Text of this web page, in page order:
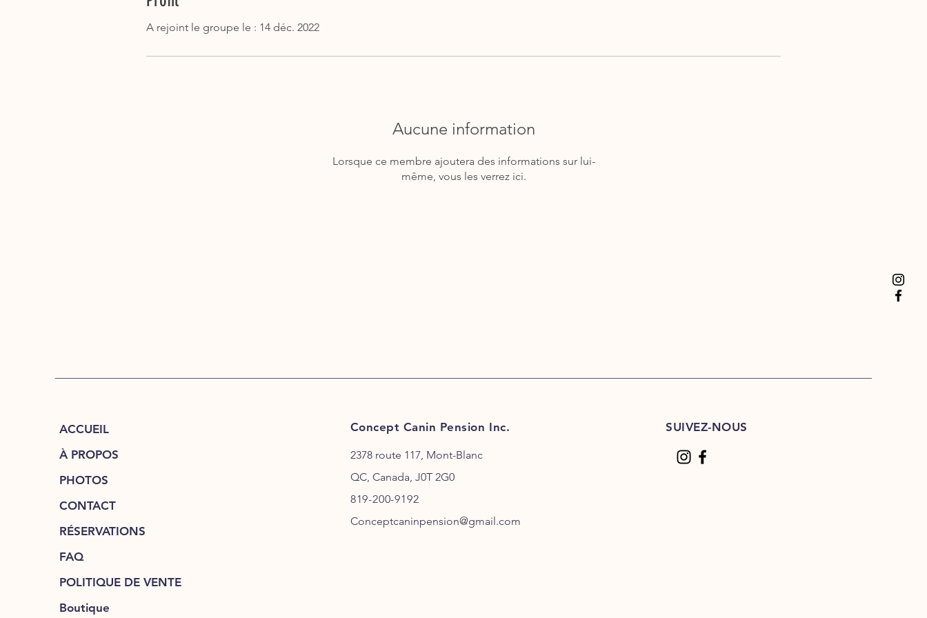
A rejoint le groupe le : 14 déc. 2022
Aucune information
Lorsque ce membre ajoutera des informations sur lui-
même, vous les verrez ici.
ACCUEIL
À PROPOS
PHOTOS
CONTACT
RÉSERVATIONS
FAQ
POLITIQUE DE VENTE
Boutique
Concept Canin Pension Inc.
2378 route 117, Mont-Blanc
QC, Canada, J0T 2G0
819-200-9192
Conceptcaninpension@gmail.com
SUIVEZ-NOUS